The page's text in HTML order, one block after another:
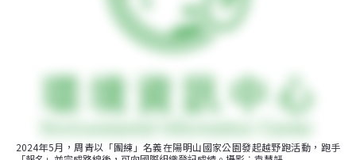
2024年5月，周青以「團練」名義在陽明山國家公園發起越野跑活動，跑手